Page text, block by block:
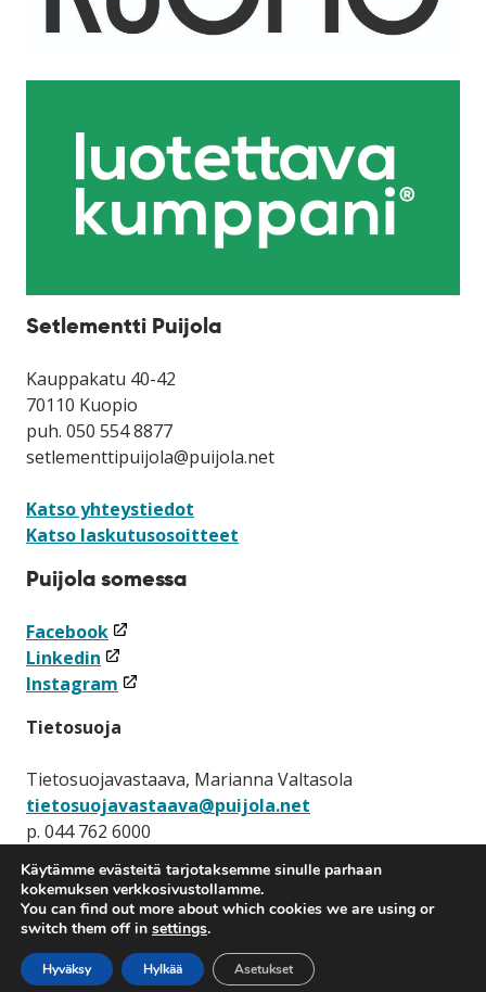
Setlementti Puijola
Kauppakatu 40-42
70110 Kuopio
puh. 050 554 8877
setlementtipuijola@puijola.net
Katso yhteystiedot
Katso laskutusosoitteet
Puijola somessa
Facebook(linkki
avataan
uuteen
Linkedin (linkki
avataan
ikkunaan)
Instagram (linkki
uuteen
Tietosuoja
Tietosuojavastaava, Marianna Valtasola
tietosuojavastaava@puijola.net
p. 044 762 6000
Tietosuojaseloste
Käytämme evästeitä tarjotaksemme sinulle parhaan
kokemuksen verkkosivustollamme.
You can find out more about which cookies we are using or
switch them off in settings.
Hyväksy Hylkää Asetukset